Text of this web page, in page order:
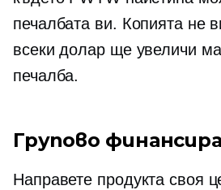
печалбата ви. Копията не
всеки долар ще увеличи
печалба.
Групово
Направете продукта своя